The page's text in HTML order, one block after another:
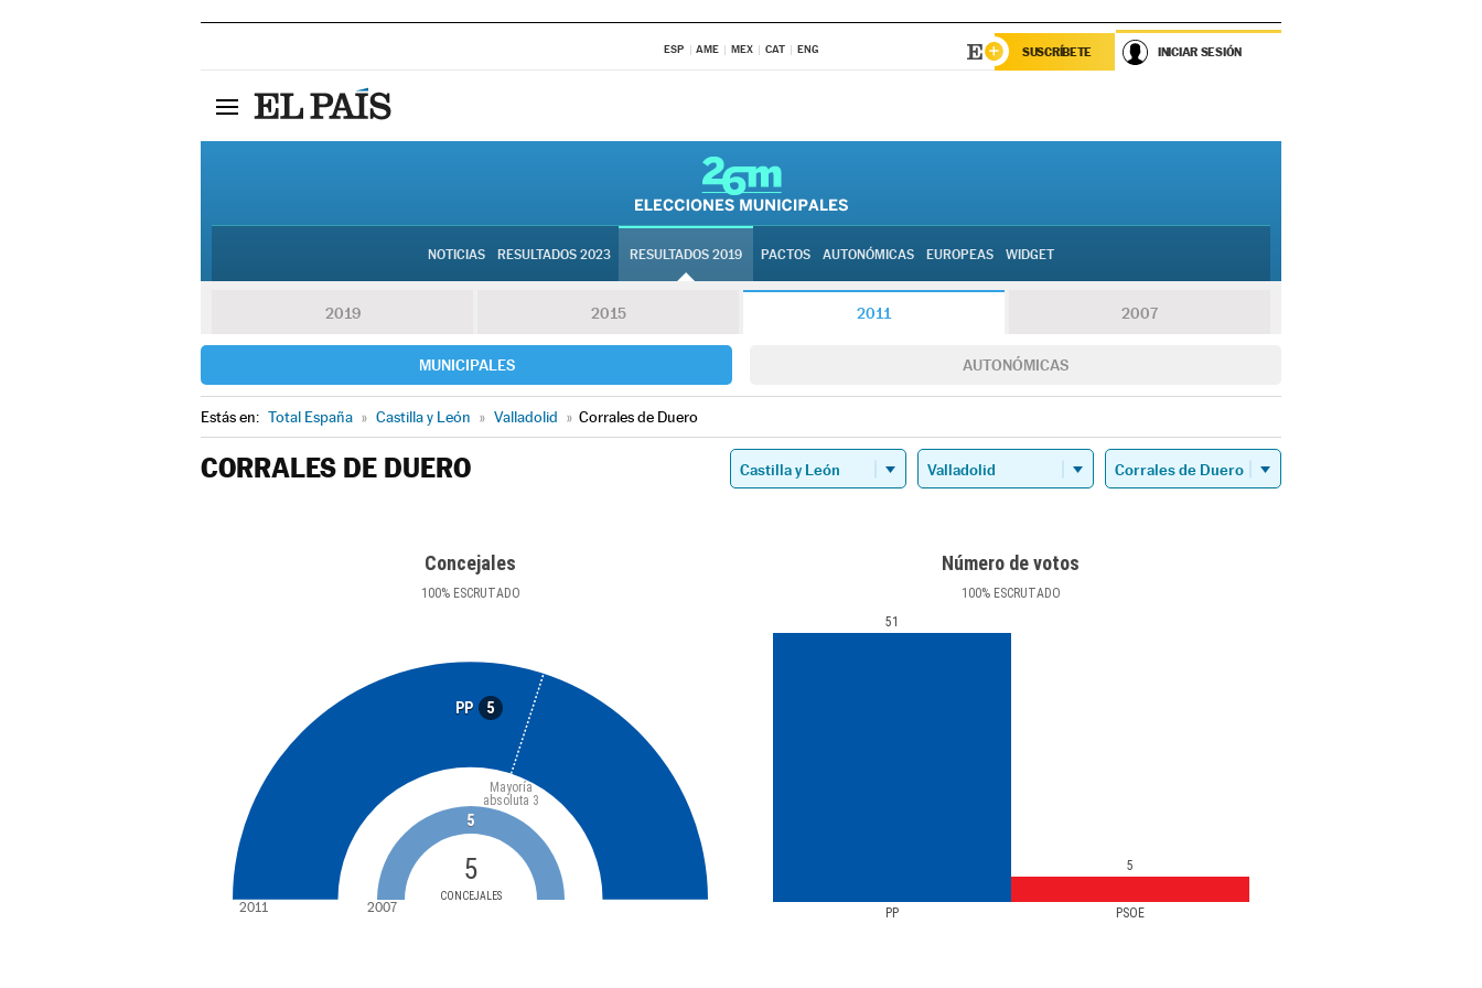
ESP AME MEX CAT ENG SUSCRÍBETE INICIAR SESIÓN
NOTICIAS RESULTADOS 2023 RESULTADOS 2019 PACTOS AUTONÓMICAS EUROPEAS WIDGET
2019 2015 2011 2007
MUNICIPALES AUTONÓMICAS
Estás en: Total España » Castilla y León » Valladolid » Corrales de Duero
CORRALES DE DUERO
Concejales
100%ESCRUTADO
PP 5
5
CONCEJALES
Mayoría
absoluta 3
5
2011 2007
Número de votos
100%ESCRUTADO
PP PSOE
51
5